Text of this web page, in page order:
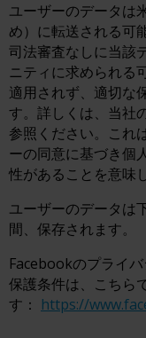
ユーザーのデータは
め）に転送される可
司法審査なしに当該
ニティに求められる
適用されず、適切な
す。詳しくは、当社
参照ください。これ
ーの同意に基づき個
性があることを意味
ユーザーのデータは
間、保存されます。
Facebookのプライ
保護条件は、こちら
す： https://